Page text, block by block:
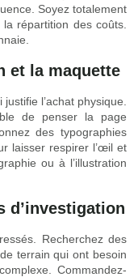
Soyez totalement
répartition des coûts.
et la maquette
justifie l’achat physique.
de penser la page
des typographies
laisser respirer l’œil et
ou à l’illustration
d’investigation
Recherchez des
terrain qui ont besoin
Commandez-